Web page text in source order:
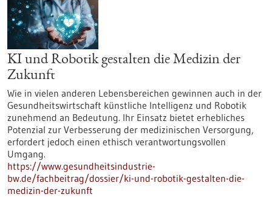
KI und Robotik gestalten die Medizin der
Zukunft
Wie in vielen anderen Lebensbereichen gewinnen auch in der
Gesundheitswirtschaft künstliche Intelligenz und Robotik
zunehmend an Bedeutung. Ihr Einsatz bietet erhebliches
Potenzial zur Verbesserung der medizinischen Versorgung,
erfordert jedoch einen ethisch verantwortungsvollen
Umgang.
https://www.gesundheitsindustrie-
bw.de/fachbeitrag/dossier/ki-und-robotik-gestalten-die-
medizin-der-zukunft